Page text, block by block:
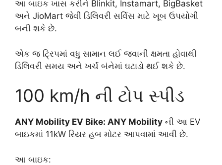
આ બાઇક ખાસ કરીને Blinkit, Instamart, BigBasket
અને JioMart જેવી ડિલિવરી સર્વિસ માટે ખૂબ ઉપયોગી
બની શકે છે.
એક જ ટ્રિપમાં વધુ સામાન લઈ જવાની ક્ષમતા હોવાથી
ડિલિવરી સમય અને ખર્ચ બંનેમાં ઘટાડો થઈ શકે છે.
100 km/h ની ટોપ સ્પીડ
ANY Mobility EV Bike: ANY Mobility ની આ EV
બાઇકમાં 11kW રિયર હબ મોટર આપવામાં આવી છે.
આ બાઇક: